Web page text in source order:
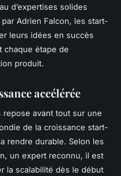
d’expertises solides
Adrien Falcon, les start-
leurs idées en succès
chaque étape de
produit.
accélérée
repose avant tout sur une
de la croissance start-
rendre durable. Selon les
un expert reconnu, il est
la scalabilité dès le début